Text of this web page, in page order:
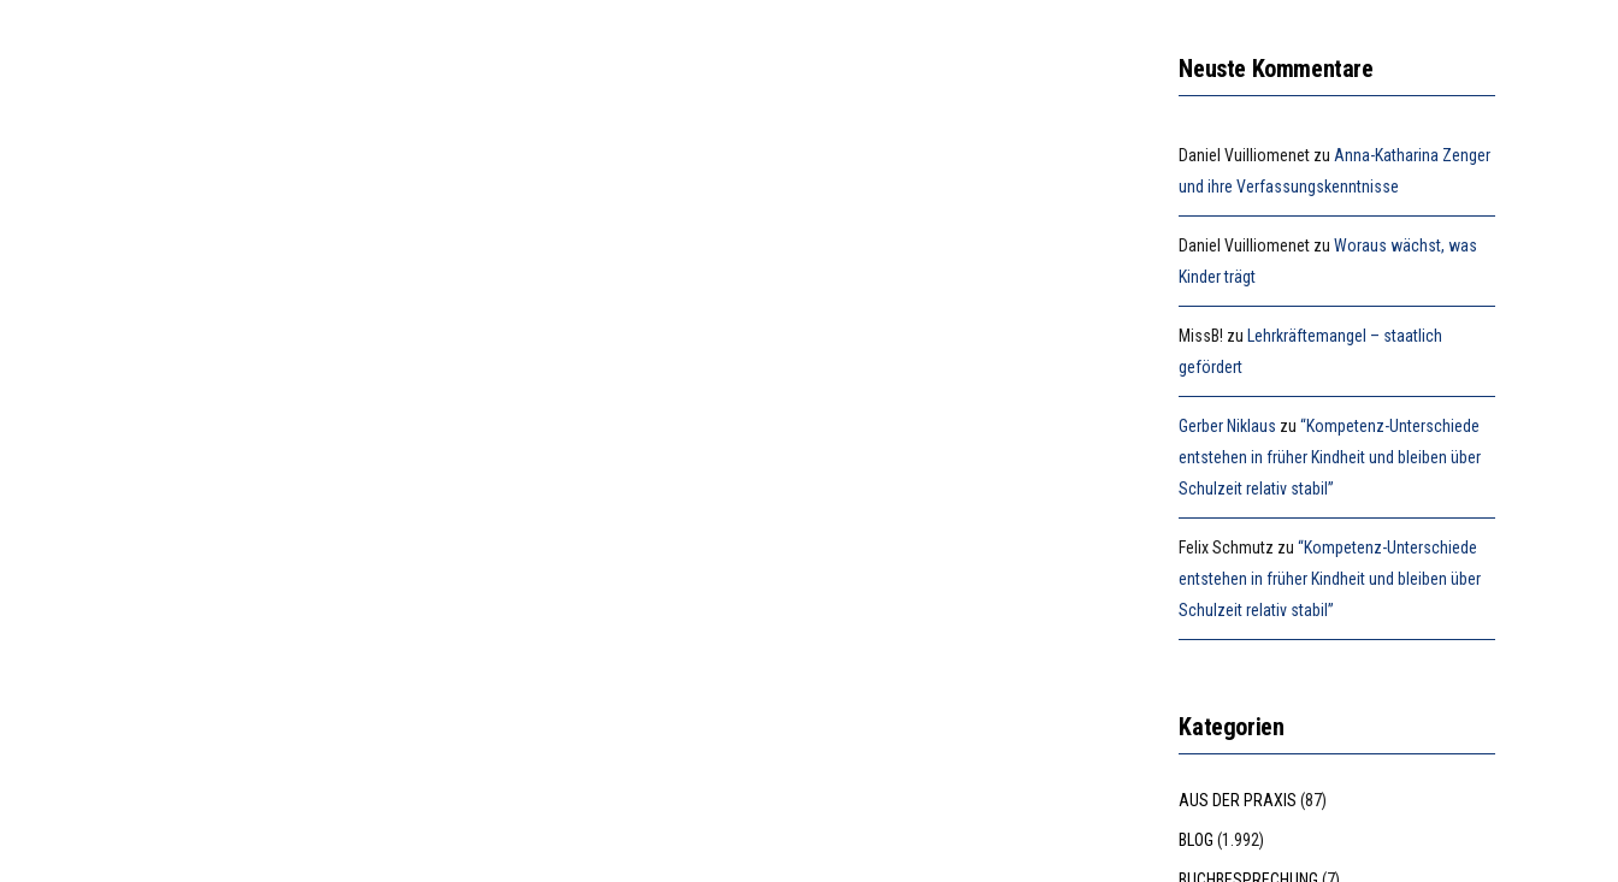
Neuste Kommentare
Daniel Vuilliomenet zuAnna-Katharina Zenger
und ihre Verfassungskenntnisse
Daniel Vuilliomenet zuWoraus wächst, was
Kinder trägt
MissB! zu Lehrkräftemangel – staatlich
gefördert
Gerber Niklaus zu“Kompetenz-Unterschiede
entstehen in früher Kindheit und bleiben über
Schulzeit relativ stabil”
Felix Schmutz zu“Kompetenz-Unterschiede
entstehen in früher Kindheit und bleiben über
Schulzeit relativ stabil”
Kategorien
AUS DER PRAXIS (87)
BLOG (1.992)